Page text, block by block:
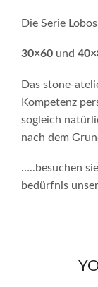
Die Serie
30×60 und
Das stone-
Kompetenz
sogleich
nach dem
…..besuchen
bedürfnis